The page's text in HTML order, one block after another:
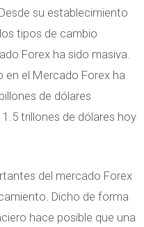
su establecimiento
tipos de cambio
Forex ha sido masiva.
en el Mercado Forex ha
de dólares
trillones de dólares hoy
del mercado Forex
Dicho de forma
hace posible que una